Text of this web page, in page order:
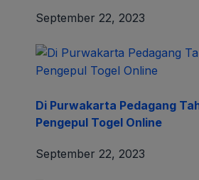
September 22, 2023
Di Purwakarta Pedagang
Pengepul Togel Online
September 22, 2023